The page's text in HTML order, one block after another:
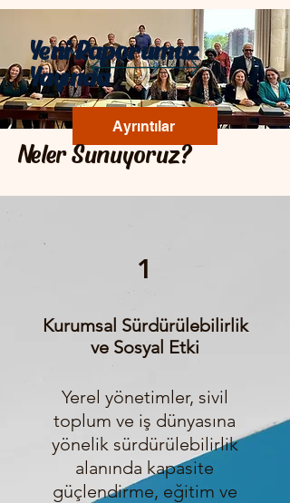
Yeni Raporumuz
Yayında
Ayrıntılar
Neler Sunuyoruz?
1
Kurumsal Sürdürülebilirlik
ve Sosyal Etki
Yerel yönetimler, sivil
toplum ve iş dünyasına
yönelik sürdürülebilirlik
alanında kapasite
güçlendirme, eğitim ve